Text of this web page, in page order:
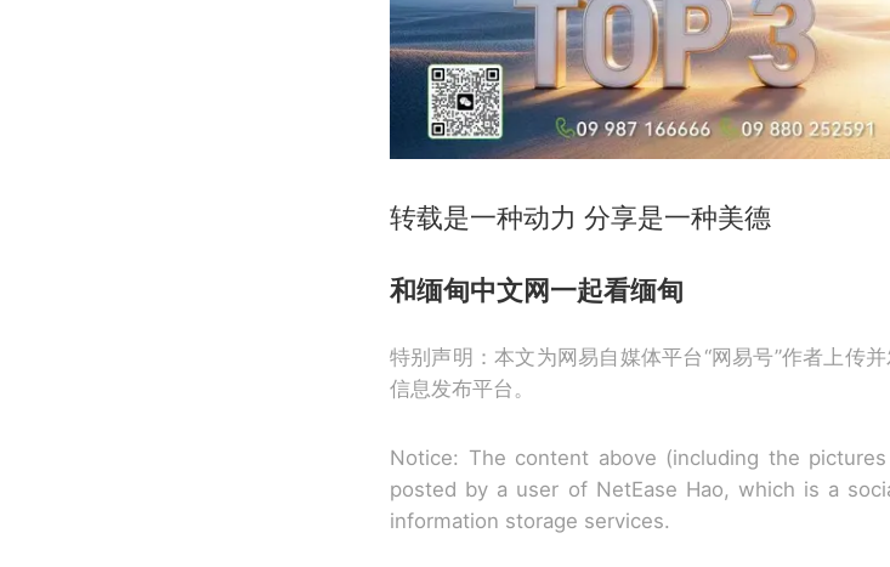
转载是一种动力 分享是一种美德
和缅甸中文网一起看缅甸
特别声明：本文为网易自媒体平台“网易号”作者上传
信息发布平台。
Notice: The content above (including the
posted by a user of NetEase Hao, which is a
information storage services.